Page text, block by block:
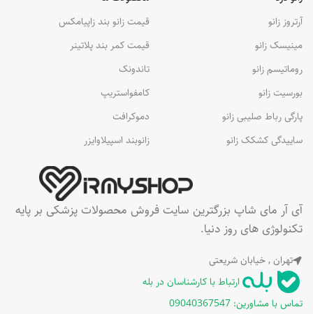
آی آر مای شاپ بزرگترین سایت فروش محصولات پزشکی بر پایه
تکنولوژی های روز دنیا.
تهران , خیابان شریعتی
ارتباط با کارشناسان در بله
تماس با مشاورین: 09040367547
قیمت زانو بند زاپیامکس
قیمت کمر بند پلاتینر
تاندونک
کامفواستریپ
دموکرافت
زانوبند اسپیلاوایزر
آرتروز زانو
مینیسک زانو
روماتیسم زانو
بورسیت زانو
پارگی رباط صلیبی زانو
ساییدگی کشکک زانو